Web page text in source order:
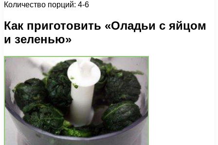
Количество порций: 4-6
Как приготовить «Оладьи с яйцом
и зеленью»